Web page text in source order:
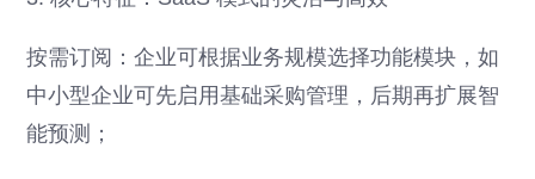
按需订阅：企业可根据业务规模选择功能模块，如
中小型企业可先启用基础采购管理，后期再扩展智
能预测；